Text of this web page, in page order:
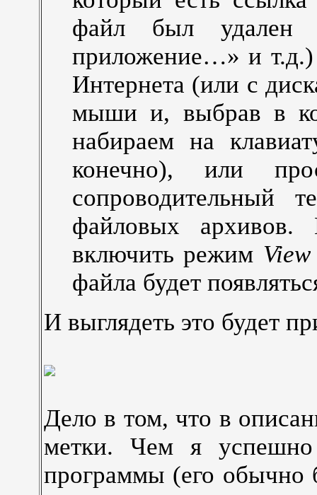
файл был удален
приложение…» и т.д.)
Интернета (или с
мыши и, выбрав в
набираем на
конечно), или
сопроводительный
файловых архивов.
включить режим
файла будет
И выглядеть это будет
Дело в том, что в
метки. Чем я успешно
программы (его обычно